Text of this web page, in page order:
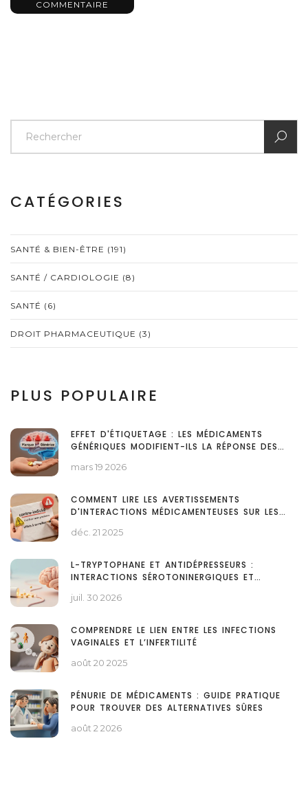
COMMENTAIRE
CATÉGORIES
SANTÉ & BIEN-ÊTRE (191)
SANTÉ / CARDIOLOGIE (8)
SANTÉ (6)
DROIT PHARMACEUTIQUE (3)
PLUS POPULAIRE
EFFET D'ÉTIQUETAGE : LES MÉDICAMENTS
GÉNÉRIQUES MODIFIENT-ILS LA RÉPONSE DES
mars 19 2026
COMMENT LIRE LES AVERTISSEMENTS
D'INTERACTIONS MÉDICAMENTEUSES SUR LES
déc. 21 2025
L-TRYPTOPHANE ET ANTIDÉPRESSEURS :
INTERACTIONS SÉROTONINERGIQUES ET
juil. 30 2026
COMPRENDRE LE LIEN ENTRE LES INFECTIONS
VAGINALES ET L’INFERTILITÉ
août 20 2025
PÉNURIE DE MÉDICAMENTS : GUIDE PRATIQUE
POUR TROUVER DES ALTERNATIVES SÛRES
août 2 2026